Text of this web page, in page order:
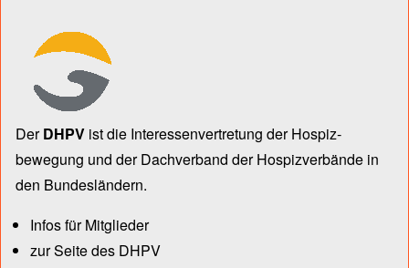
DerDHPV ist die Inter­essen­ver­tre­tung der Hospiz­
bewegung und der Dach­verband der Hospiz­verbände in
den Bun­des­län­dern.
Infos für Mitglieder
zur Seite des DHPV